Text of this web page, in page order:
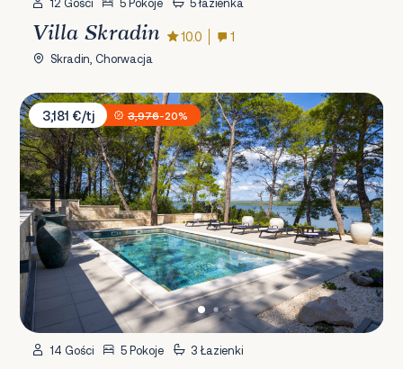
Villa Skradin 10.0 1
Skradin, Chorwacja
Villa L'aron
3,181 €/tj
3,976-20%
14 Gości 5 Pokoje 3 Łazienki